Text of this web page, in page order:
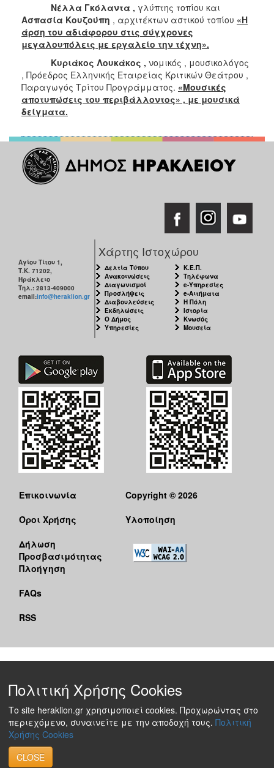
Νέλλα Γκόλαντα , γλύπτης τοπίου και
Ασπασία Κουζούπη , αρχιτέκτων αστικού τοπίου «Η
άρση του αδιάφορου στις σύγχρονες
μεγαλουπόλεις με εργαλείο την τέχνη».
Κυριάκος Λουκάκος , νομικός , μουσικολόγος
, Πρόεδρος Ελληνικής Εταιρείας Κριτικών Θεάτρου ,
Παραγωγός Τρίτου Προγράμματος. «Μουσικές
αποτυπώσεις του περιβάλλοντος» , με μουσικά
δείγματα.
Αγίου Τίτου 1,
Τ.Κ. 71202,
Ηράκλειο
Τηλ.: 2813-409000
email:info@heraklion.gr
Χάρτης Ιστοχώρου
Δελτία Τύπου
Ανακοινώσεις
Διαγωνισμοί
Προσλήψεις
Διαβουλεύσεις
Εκδηλώσεις
Ο Δήμος
Υπηρεσίες
Κ.Ε.Π.
Τηλέφωνα
e-Υπηρεσίες
e-Αιτήματα
Η Πόλη
Ιστορία
Κνωσός
Μουσεία
Επικοινωνία
Όροι Χρήσης
Δήλωση
Προσβασιμότητας
Πλοήγηση
FAQs
RSS
Copyright © 2026
Υλοποίηση
Πολιτική Χρήσης Cookies
Το site heraklion.gr χρησιμοποιεί cookies. Προχωρώντας στο
περιεχόμενο, συναινείτε με την αποδοχή τους. Πολιτική
Χρήσης Cookies
CLOSE